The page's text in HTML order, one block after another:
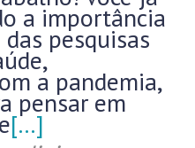
a importância
pesquisas
a pandemia,
pensar em
[…]